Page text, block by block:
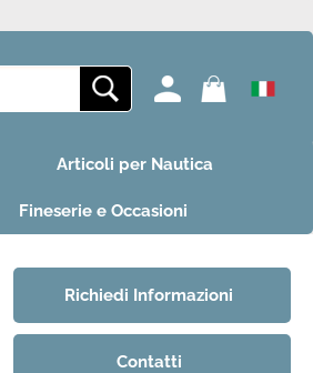
Se non sei ancora registrato sul
"Registrati"
Articoli per Nautica
Fineserie e Occasioni
Richiedi Informazioni
Contatti